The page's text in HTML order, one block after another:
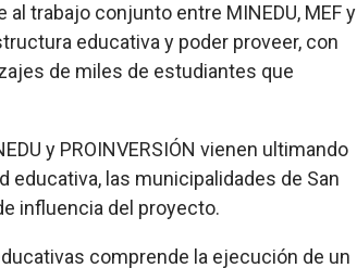
trabajo conjunto entre MINEDU, MEF y
educativa y poder proveer, con
de miles de estudiantes que
y PROINVERSIÓN vienen ultimando
las municipalidades de San
influencia del proyecto.
comprende la ejecución de un